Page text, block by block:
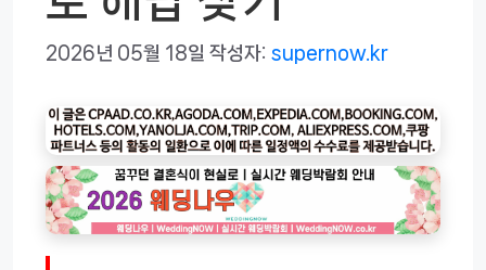
2026년 05월 18일 작성자: supernow.kr